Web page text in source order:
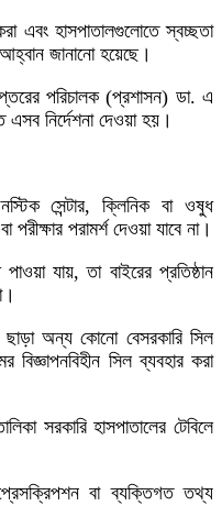
এবং হাসপাতালগুলোতে স্বচ্ছতা
আহ্বান জানানো হয়েছে।
পরিচালক (প্রশাসন) ডা. এ
নির্দেশনা দেওয়া হয়।
সেন্টার, ক্লিনিক বা ওষুধ
পরামর্শ দেওয়া যাবে না।
যায়, তা বাইরের প্রতিষ্ঠান
অন্য কোনো বেসরকারি সিল
বিজ্ঞাপনবিহীন সিল ব্যবহার করা
সরকারি হাসপাতালের টেবিলে
বা ব্যক্তিগত তথ্য